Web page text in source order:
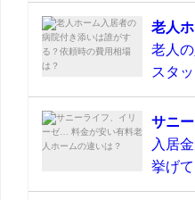
老人
老人
スタ
サニ
入居
挙げ